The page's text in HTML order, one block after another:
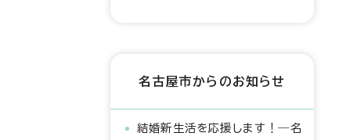
名古屋市からのお知らせ
結婚新生活を応援します！―名